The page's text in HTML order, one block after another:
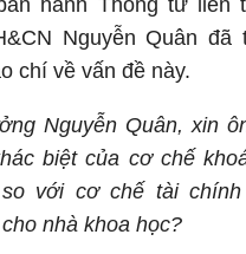
hành Thông tư liên
Nguyễn Quân đã
chí về vấn đề này.
Nguyễn Quân, xin
biệt của cơ chế
với cơ chế tài
nhà khoa học?